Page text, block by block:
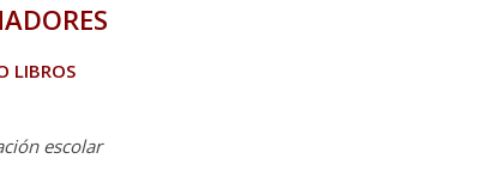
LIBROS
escolar